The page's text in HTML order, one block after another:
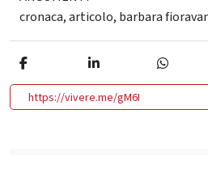
cronaca,articolo, barbara
https://vivere.me/gM6I